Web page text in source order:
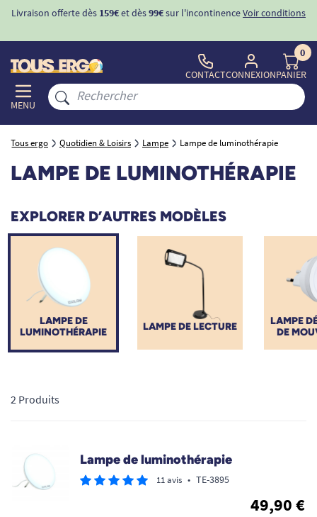
Livraison offerte dès 159€et dès99€sur l'incontinenceVoir conditions
MENU
CONTACTCONNEXION
0
PANIER
Tous ergo Quotidien & Loisirs Lampe Lampe de luminothérapie
LAMPE DE LUMINOTHÉRAPIE
EXPLORER D’AUTRES MODÈLES
LAMPE DE
LUMINOTHÉRAPIE
LAMPE DE LECTURE
LAMPE
DE
2 Produits
Lampe de luminothérapie
11 avis • TE-3895
49,90 €